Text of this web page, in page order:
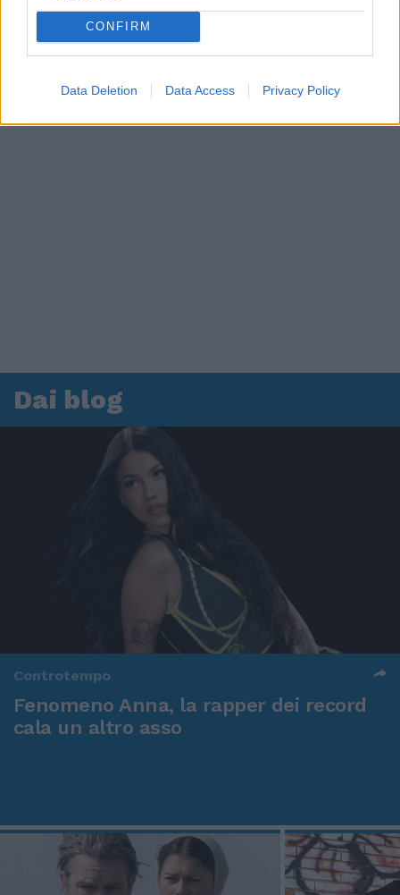
CONFIRM
Data Deletion Data Access Privacy Policy
Dai blog
Controtempo
Fenomeno Anna, la rapper dei record
cala un altro asso